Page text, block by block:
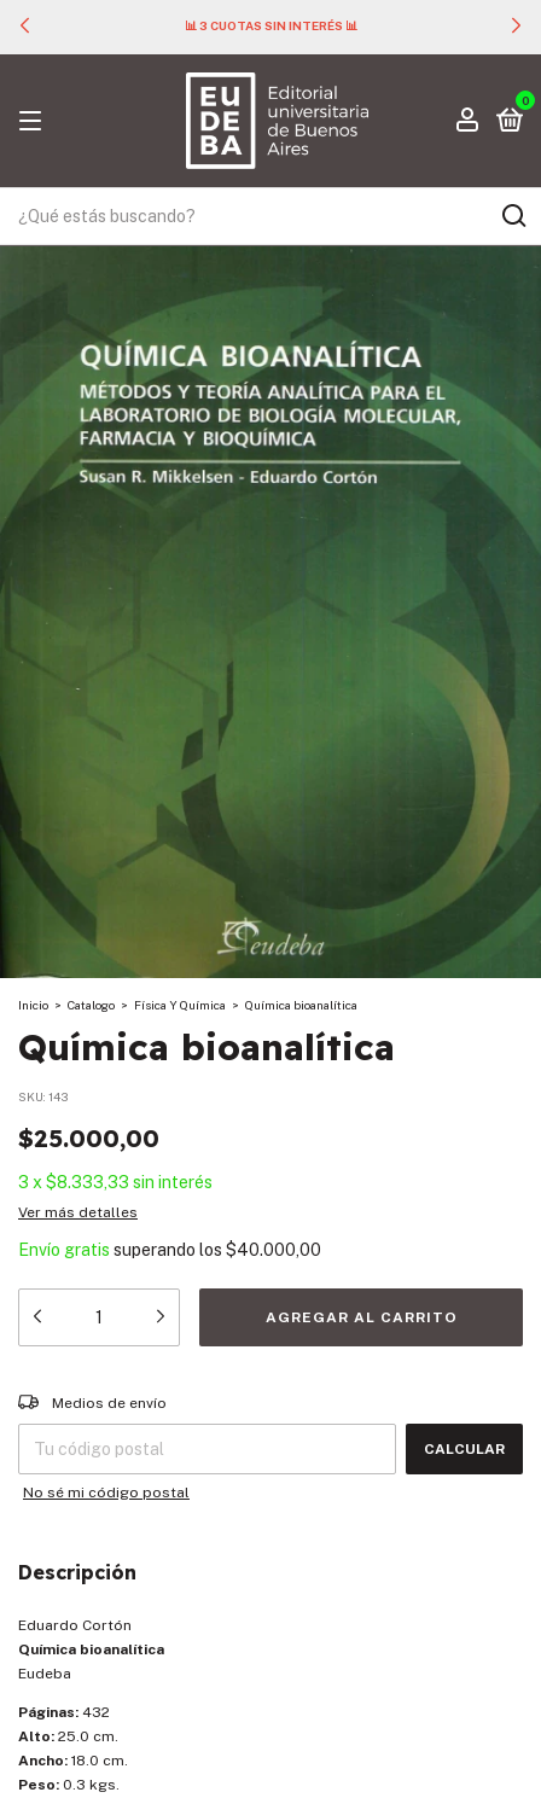
📊 3 CUOTAS SIN INTERÉS 📊
0
Inicio > Catalogo > Física Y Química > Química bioanalítica
Química bioanalítica
SKU: 143
$25.000,00
3 x $8.333,33 sin interés
Ver más detalles
Envío gratis superando los $40.000,00
Entregas para el CP:
Medios de envío
CALCULAR
No sé mi código postal
Descripción
Eduardo Cortón
Química bioanalítica
Eudeba
Páginas: 432
Alto: 25.0 cm.
Ancho: 18.0 cm.
Peso: 0.3 kgs.